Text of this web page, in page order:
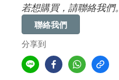
若想購買，請聯絡我們。
聯絡我們
分享到